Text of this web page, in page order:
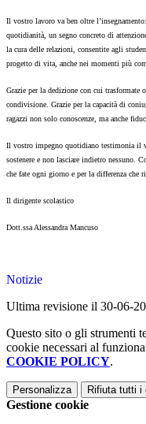
Il vostro lavoro va ben oltre
quotidianità, un segno concreto di
la cura delle relazioni, consentite agli
progetto di vita, anche nei momenti più
Grazie per la dedizione con cui trasformate
condivisione. Grazie per la capacità di
ragazzi non solo conoscenze, ma anche
Il vostro impegno quotidiano testimonia il
sostenere e non lasciare indietro nessuno.
che fate ogni giorno e per la differenza
Il dirigente scolastico
Dott.ssa Alessandra Mancuso
Notizie
Ultima revisione il 30-06-
Questo sito o gli strumenti
cookie necessari al
COOKIE POLICY.
Personalizza Rifiuta tutti i
Gestione cookie